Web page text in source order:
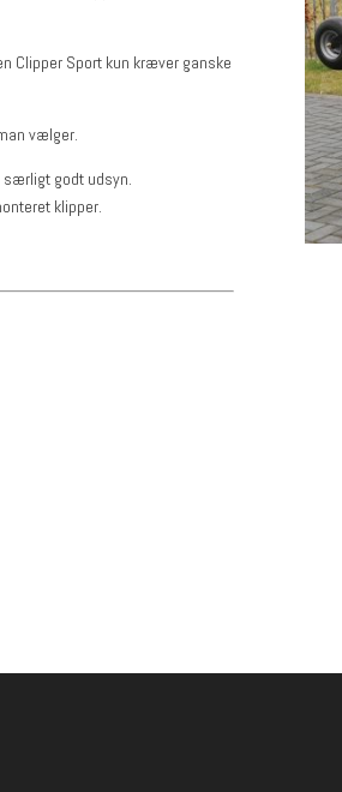
Clipper Sport kun kræver ganske
vælger.
særligt godt udsyn.
klipper.